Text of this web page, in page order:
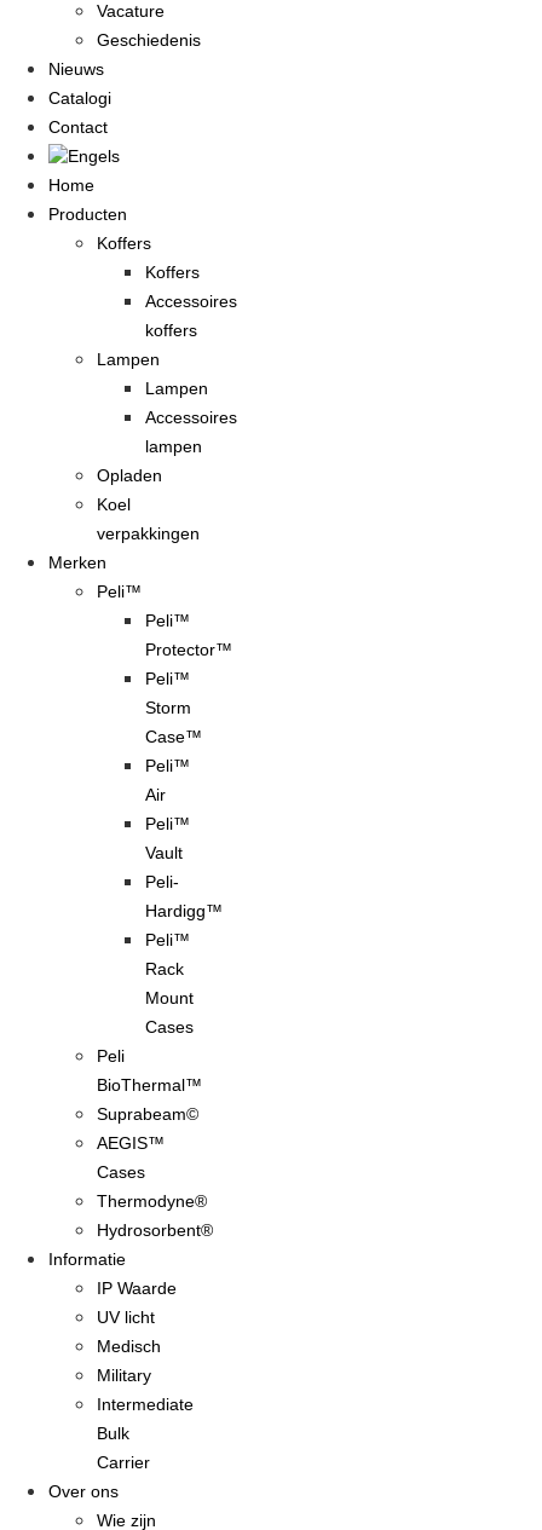
Vacature
Geschiedenis
Nieuws
Catalogi
Contact
Home
Producten
Koffers
Koffers
Accessoires
koffers
Lampen
Lampen
Accessoires
lampen
Opladen
Koel
verpakkingen
Merken
Peli™
Peli™
Protector™
Peli™
Storm
Case™
Peli™
Air
Peli™
Vault
Peli-
Hardigg™
Peli™
Rack
Mount
Cases
Peli
BioThermal™
Suprabeam©
AEGIS™
Cases
Thermodyne®
Hydrosorbent®
Informatie
IP Waarde
UV licht
Medisch
Military
Intermediate
Bulk
Carrier
Over ons
Wie zijn